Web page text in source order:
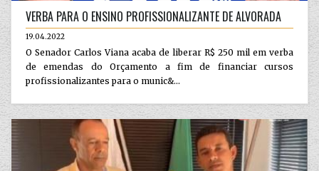
VERBA PARA O ENSINO PROFISSIONALIZANTE DE ALVORADA
19.04.2022
O Senador Carlos Viana acaba de liberar R$ 250 mil em verba
de emendas do Orçamento a fim de financiar cursos
profissionalizantes para o munic&...